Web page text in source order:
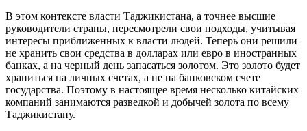
В этом контексте власти Таджикистана, а точнее высшие
руководители страны, пересмотрели свои подходы, учитывая
интересы приближенных к власти людей. Теперь они решили
не хранить свои средства в долларах или евро в иностранных
банках, а на черный день запасаться золотом. Это золото будет
храниться на личных счетах, а не на банковском счете
государства. Поэтому в настоящее время несколько китайских
компаний занимаются разведкой и добычей золота по всему
Таджикистану.